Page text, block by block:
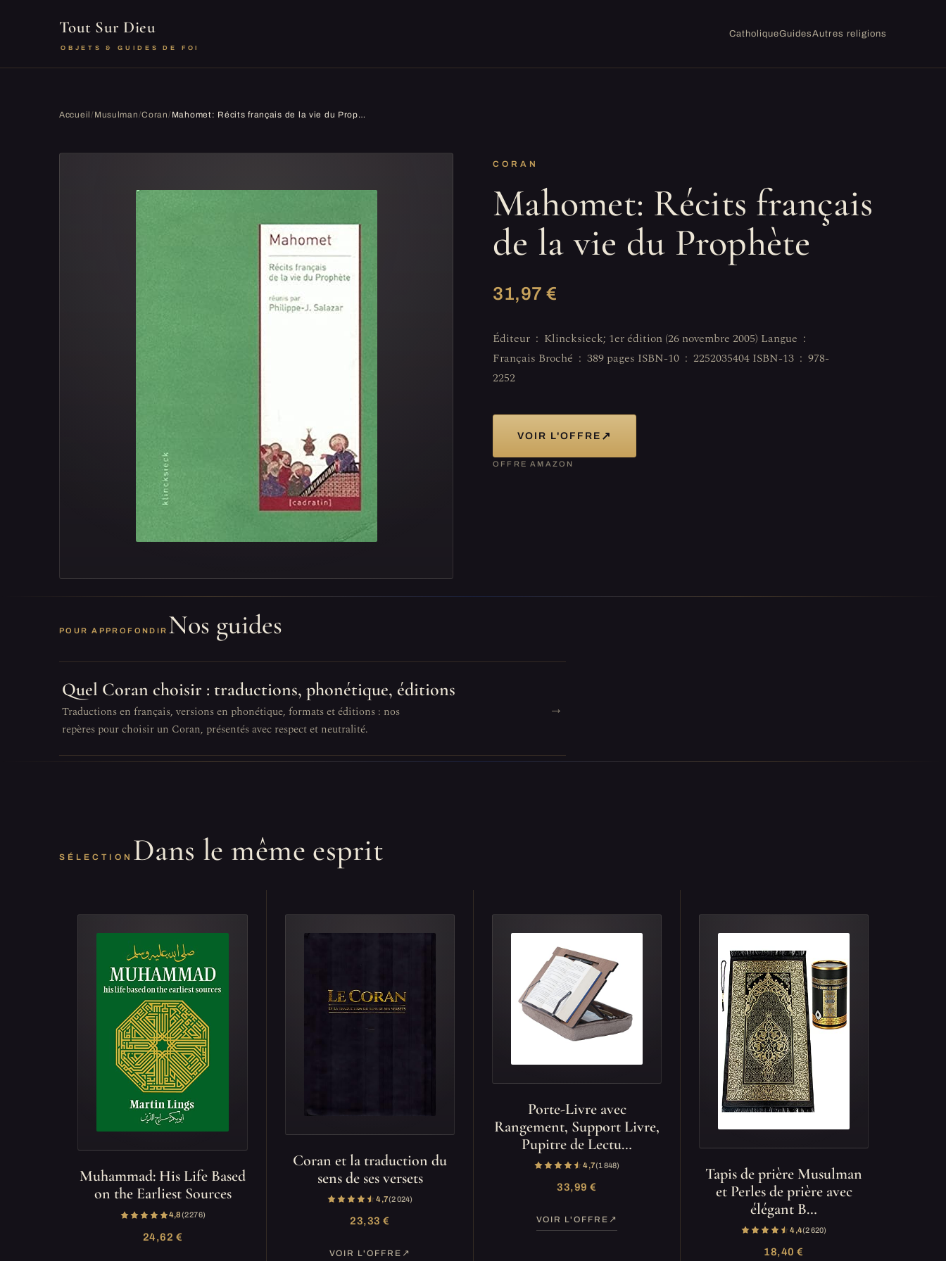
Tout Sur Dieu
OBJETS & GUIDES DE FOI
CatholiqueGuidesAutres religions
Accueil/ Musulman/Coran/ Mahomet: Récits français de la vie du Prophète
CORAN
Mahomet: Récits français
de la vie du Prophète
31,97 €
Éditeur ‏ : ‎ Klincksieck; 1er édition (26 novembre 2005) Langue ‏ : ‎
Français Broché ‏ : ‎ 389 pages ISBN-10 ‏ : ‎ 2252035404 ISBN-13 ‏ : ‎ 978-
2252
VOIR L'OFFRE ↗
OFFRE AMAZON
POUR APPROFONDIR Nos guides
Quel Coran choisir : traductions, phonétique, éditions
Traductions en français, versions en phonétique, formats et éditions : nos
repères pour choisir un Coran, présentés avec respect et neutralité.
→
SÉLECTION Dans le même esprit
Muhammad: His Life Based
on the Earliest Sources
4,8(2 276)
24,62 €
Coran et la traduction du
sens de ses versets
4,7(2 024)
23,33 €
VOIR L'OFFRE
Porte-Livre avec
Rangement, Support Livre,
Pupitre de Lectu…
4,7(1 848)
33,99 €
VOIR L'OFFRE
Tapis de prière Musulman
et Perles de prière avec
élégant B…
4,4(2 620)
18,40 €